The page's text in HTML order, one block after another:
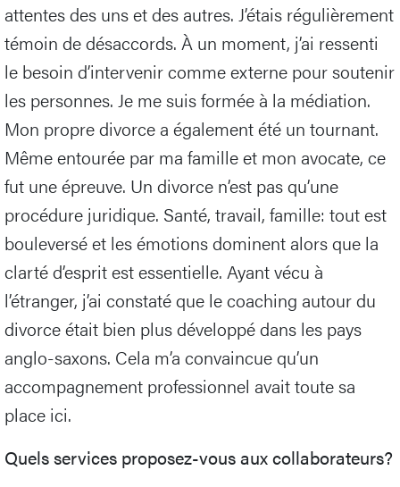
attentes des uns et des autres. J’étais régulièrement
témoin de désaccords. À un moment, j’ai ressenti
le besoin d’intervenir comme externe pour soutenir
les personnes. Je me suis formée à la médiation.
Mon propre divorce a également été un tournant.
Même entourée par ma famille et mon avocate, ce
fut une épreuve. Un divorce n’est pas qu’une
procédure juridique. Santé, travail, famille: tout est
bouleversé et les émotions dominent alors que la
clarté d’esprit est essentielle. Ayant vécu à
l’étranger, j’ai constaté que le coaching autour du
divorce était bien plus développé dans les pays
anglo-saxons. Cela m’a convaincue qu’un
accompagnement professionnel avait toute sa
place ici.
Quels services proposez-vous aux collaborateurs?